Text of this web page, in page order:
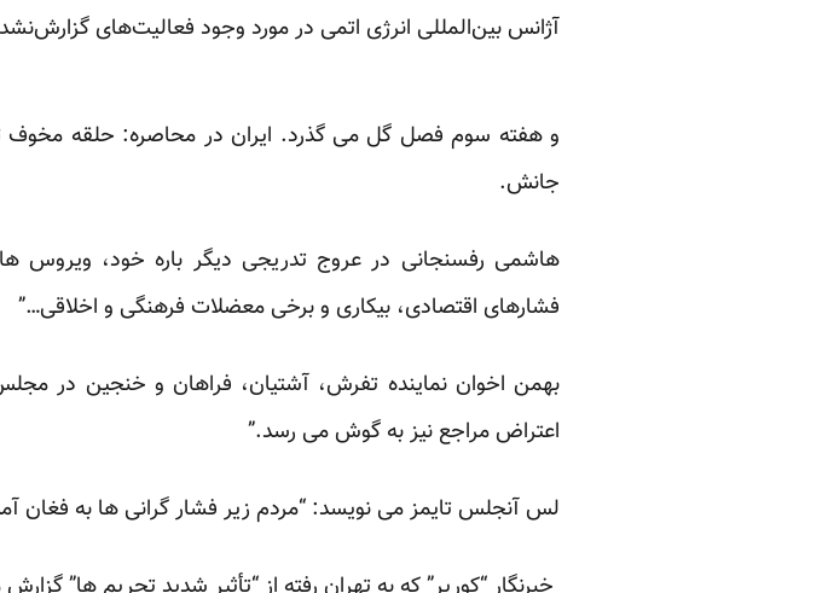
آژانس بین‌المللی انرژی اتمی در مورد وجود فعالیت‌های
و هفته سوم فصل گل می گذرد. ایران در محاصره: حلقه مخوف
جانش.
هاشمی رفسنجانی در عروج تدریجی دیگر باره خود، ویروس
فشارهای اقتصادی، بیکاری و برخی معضلات فرهنگی و اخلاقی…”
بهمن اخوان نماینده تفرش، آشتیان، فراهان و خنجین در
اعتراض مراجع نیز به گوش می رسد.”
لس آنجلس تایمز می نویسد: “مردم زیر فشار گرانی ها به فغان